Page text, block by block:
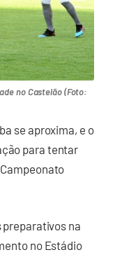
no Castelão (Foto:
se aproxima, e o
para tentar
preparativos na
no Estádio